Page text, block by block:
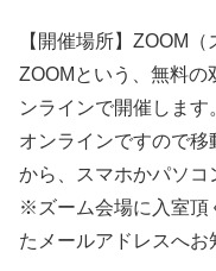
【開催場所】ZOOM
ZOOMという、無料の
ンラインで開催します
オンラインですので
から、スマホかパソコ
※ズーム会場に入室頂
たメールアドレスへお